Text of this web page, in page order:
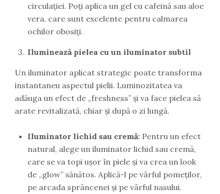
circulației. Poți aplica un gel cu cafeină sau aloe
vera, care sunt excelente pentru calmarea
ochilor obosiți.
Iluminează pielea cu un iluminator subtil
Un iluminator aplicat strategic poate transforma
instantaneu aspectul pielii. Luminozitatea va
adăuga un efect de „freshness” și va face pielea să
arate revitalizată, chiar și după o zi lungă.
Iluminator lichid sau cremă: Pentru un efect
natural, alege un iluminator lichid sau cremă,
care se va topi ușor în piele și va crea un look
de „glow” sănătos. Aplică-l pe vârful pomeților,
pe arcada sprâncenei și pe vârful nasului.